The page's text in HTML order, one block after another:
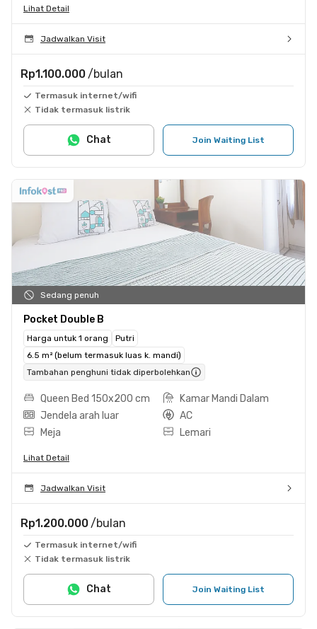
Lihat Detail
Jadwalkan Visit
Rp1.100.000 /bulan
Termasuk internet/wifi
Tidak termasuk listrik
Join Waiting List
Chat
Sedang penuh
Pocket Double B
Harga untuk 1 orang
Putri
6.5 m² (belum termasuk luas k. mandi)
Tambahan penghuni tidak diperbolehkan
Queen Bed 150x200 cm
Kamar Mandi Dalam
Jendela arah luar
AC
Meja
Lemari
Lihat Detail
Jadwalkan Visit
Rp1.200.000 /bulan
Termasuk internet/wifi
Tidak termasuk listrik
Join Waiting List
Chat